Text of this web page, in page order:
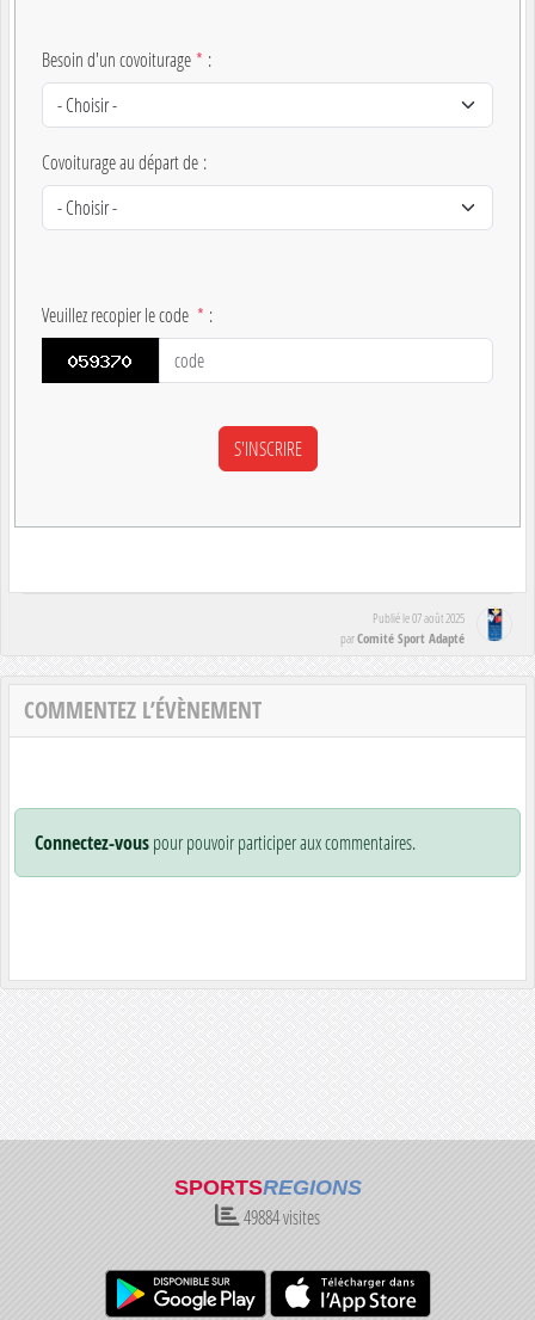
Besoin d'un covoiturage* :
Covoiturage au départ de :
Veuillez recopier le code * :
Publié le07 août 2025
parComité Sport Adapté
COMMENTEZ L’ÉVÈNEMENT
Connectez-vouspour pouvoir participer aux commentaires.
SPORTSREGIONS
49884visites